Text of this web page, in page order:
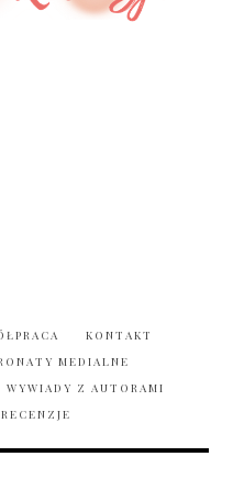
KONTAKT
MEDIALNE
WYWIADY Z AUTORAMI